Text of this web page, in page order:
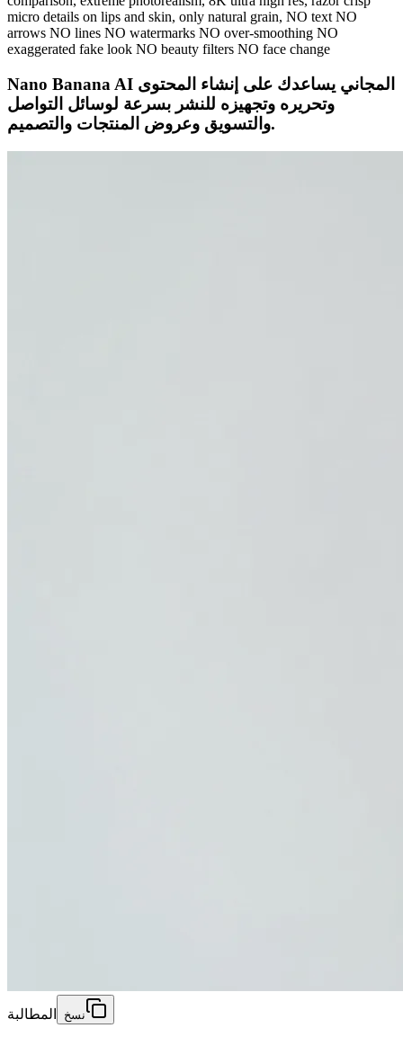
micro details on lips and skin, only natural grain, NO text NO
arrows NO lines NO watermarks NO over-smoothing NO
exaggerated fake look NO beauty filters NO face change
Nano Banana AI المجاني يساعدك على إنشاء المحتوى
وتحريره وتجهيزه للنشر بسرعة لوسائل التواصل
والتسويق وعروض المنتجات والتصميم.
المطالبة نسخ